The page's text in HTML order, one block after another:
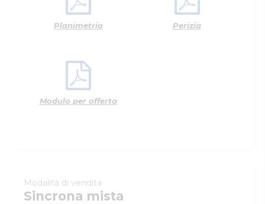
Planimetria Perizia
Modulo per offerta
Modalità di vendita
Sincrona mista